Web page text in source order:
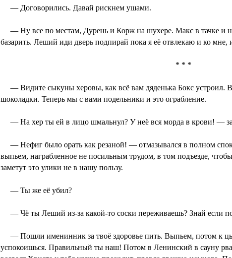
— Договорились. Давай рискнем ушами.
— Ну все по местам, Дурень и Корж на шухере. Макс в тачке и
базарить. Леший иди дверь подпирай пока я её отвлекаю и ко мне,
* * *
— Видите сыкуны херовы, как всё вам дяденька Бокс устроил.
шоколадки. Теперь мы с вами подельники и это ограбление.
— На хер ты ей в лицо шмальнул? У неё вся морда в крови! —
— Нефиг было орать как резаной! — отмазывался в полном
выпьем, награбленное не посильным трудом, в том подъезде,
заметут это улики не в нашу пользу.
— Ты же её убил?
— Чё ты Леший из-за какой-то соски переживаешь? Знай если
— Пошли именинник за твоё здоровье пить. Выпьем, потом к
успокоишься. Правильный ты наш! Потом в Ленинский в сауну